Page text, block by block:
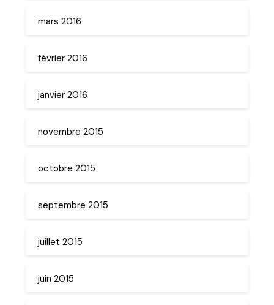
mars 2016
février 2016
janvier 2016
novembre 2015
octobre 2015
septembre 2015
juillet 2015
juin 2015